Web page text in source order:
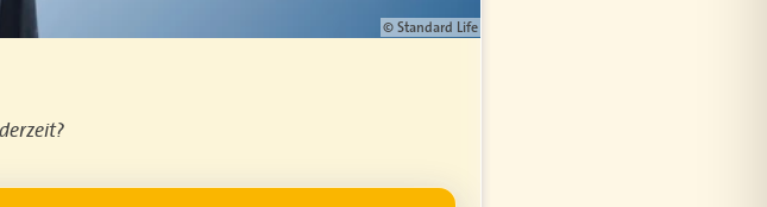
© Standard Life